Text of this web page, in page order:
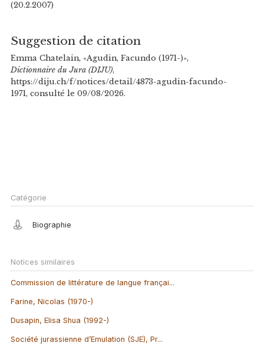
(20.2.2007)
Suggestion de citation
Emma Chatelain, «Agudin, Facundo (1971-)»,
Dictionnaire du Jura (DIJU),
https://diju.ch/f/notices/detail/4873-agudin-facundo-
1971, consulté le 09/08/2026.
Catégorie
Biographie
Notices similaires
Commission de littérature de langue françai...
Farine, Nicolas (1970-)
Dusapin, Elisa Shua (1992-)
Société jurassienne d’Emulation (SJE), Pr...